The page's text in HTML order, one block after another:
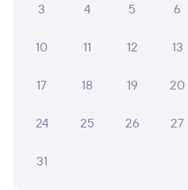
Искать билеты
Путешественникам
3 4 5 6
10 11 12 13
17 18 19 20
24 25 26 27
31